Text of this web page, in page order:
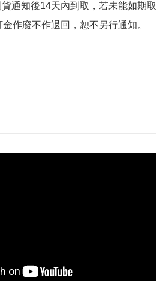
通知後14天內到取，若未能如期取
作廢不作退回，恕不另行通知。